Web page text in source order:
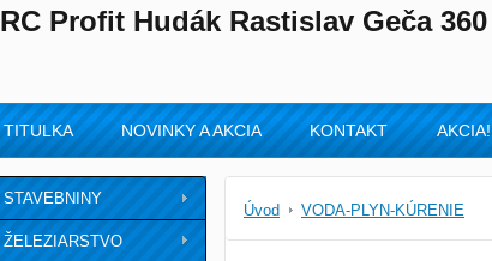
RC Profit Hudák Rastislav Geča 360
TITULKA NOVINKY A AKCIA KONTAKT AKCIA!
Úvod VODA-PLYN-KÚRENIE
STAVEBNINY
ŽELEZIARSTVO